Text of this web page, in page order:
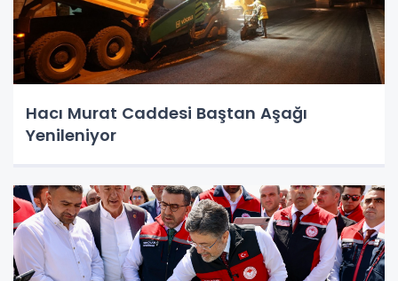
Hacı Murat Caddesi Baştan Aşağı
Yenileniyor